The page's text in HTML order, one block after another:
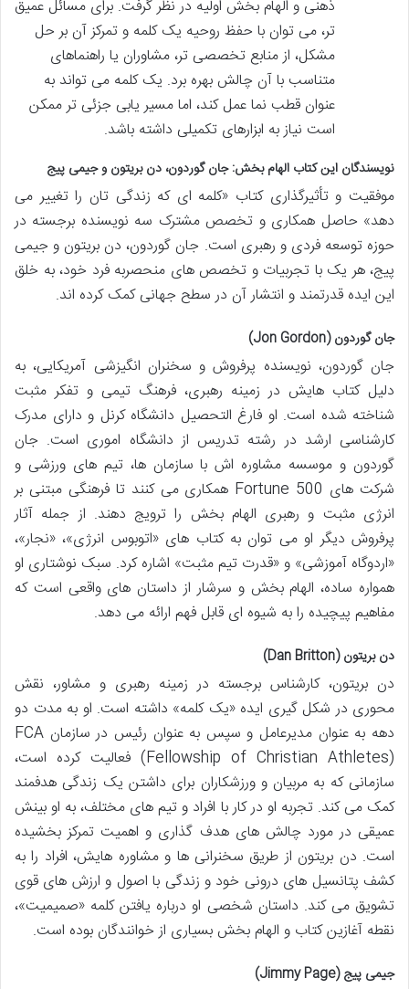
ذهنی و الهام بخش اولیه در نظر گرفت. برای مسائل عمیق
تر، می توان با حفظ روحیه یک کلمه و تمرکز آن بر حل
مشکل، از منابع تخصصی تر، مشاوران یا راهنماهای
متناسب با آن چالش بهره برد. یک کلمه می تواند به
عنوان قطب نما عمل کند، اما مسیر یابی جزئی تر ممکن
است نیاز به ابزارهای تکمیلی داشته باشد.
نویسندگان این کتاب الهام بخش: جان گوردون، دن بریتون و جیمی پیج
موفقیت و تأثیرگذاری کتاب «کلمه ای که زندگی تان را تغییر می
دهد» حاصل همکاری و تخصص مشترک سه نویسنده برجسته در
حوزه توسعه فردی و رهبری است. جان گوردون، دن بریتون و جیمی
پیج، هر یک با تجربیات و تخصص های منحصربه فرد خود، به خلق
این ایده قدرتمند و انتشار آن در سطح جهانی کمک کرده اند.
جان گوردون (Jon Gordon)
جان گوردون، نویسنده پرفروش و سخنران انگیزشی آمریکایی، به
دلیل کتاب هایش در زمینه رهبری، فرهنگ تیمی و تفکر مثبت
شناخته شده است. او فارغ التحصیل دانشگاه کرنل و دارای مدرک
کارشناسی ارشد در رشته تدریس از دانشگاه اموری است. جان
گوردون و موسسه مشاوره اش با سازمان ها، تیم های ورزشی و
شرکت های Fortune 500 همکاری می کنند تا فرهنگی مبتنی بر
انرژی مثبت و رهبری الهام بخش را ترویج دهند. از جمله آثار
پرفروش دیگر او می توان به کتاب های «اتوبوس انرژی»، «نجار»،
«اردوگاه آموزشی» و «قدرت تیم مثبت» اشاره کرد. سبک نوشتاری او
همواره ساده، الهام بخش و سرشار از داستان های واقعی است که
مفاهیم پیچیده را به شیوه ای قابل فهم ارائه می دهد.
دن بریتون (Dan Britton)
دن بریتون، کارشناس برجسته در زمینه رهبری و مشاور، نقش
محوری در شکل گیری ایده «یک کلمه» داشته است. او به مدت دو
دهه به عنوان مدیرعامل و سپس به عنوان رئیس در سازمان FCA
(Fellowship of Christian Athletes) فعالیت کرده است،
سازمانی که به مربیان و ورزشکاران برای داشتن یک زندگی هدفمند
کمک می کند. تجربه او در کار با افراد و تیم های مختلف، به او بینش
عمیقی در مورد چالش های هدف گذاری و اهمیت تمرکز بخشیده
است. دن بریتون از طریق سخنرانی ها و مشاوره هایش، افراد را به
کشف پتانسیل های درونی خود و زندگی با اصول و ارزش های قوی
تشویق می کند. داستان شخصی او درباره یافتن کلمه «صمیمیت»،
نقطه آغازین کتاب و الهام بخش بسیاری از خوانندگان بوده است.
جیمی پیج (Jimmy Page)